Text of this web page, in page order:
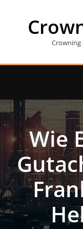
Crowning
Wie